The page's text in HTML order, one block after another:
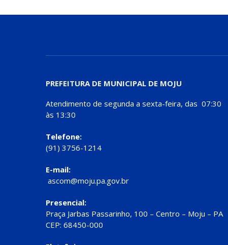
PREFEITURA DE MUNICIPAL DE MOJU
Atendimento de segunda a sexta-feira, das 07:30
às 13:30
Telefone:
(91) 3756-1214
E-mail:
ascom@moju.pa.gov.br
Presencial:
Praça Jarbas Passarinho, 100 – Centro – Moju – PA
CEP: 68450-000